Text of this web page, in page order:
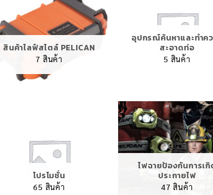
สินค้าไลฟ์สไตล์ PELICAN
7 สินค้า
อุปกรณ์ค้นหาและทำค
สะอาดท่อ
5 สินค้า
โปรโมชั่น
65 สินค้า
ไฟฉายป้องกันการเกิ
ประกายไฟ
47 สินค้า